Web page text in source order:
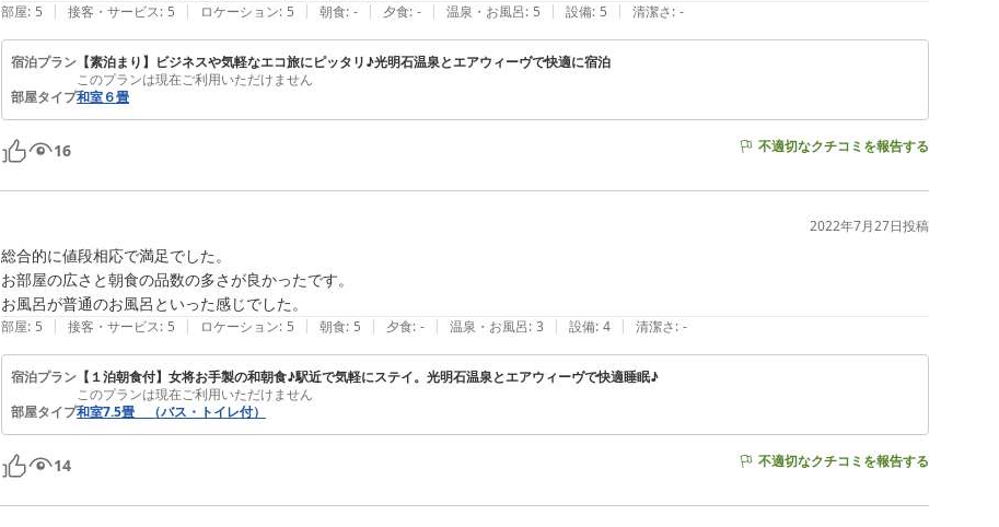
部屋: 5 | 接客・サービス: 5 | ロケーション: 5 | 朝食: - | 夕食: - | 温泉・お風呂: 5 | 設備: 5 | 清潔さ: -
宿泊プラン 【素泊まり】ビジネスや気軽なエコ旅にピッタリ♪光明石温泉とエアウィーヴで快適に宿泊
このプランは現在ご利用いただけません
部屋タイプ和室６畳
16 不適切なクチコミを報告する
2022年7月27日投稿
総合的に値段相応で満足でした。
お部屋の広さと朝食の品数の多さが良かったです。
お風呂が普通のお風呂といった感じでした。
部屋: 5 | 接客・サービス: 5 | ロケーション: 5 | 朝食: 5 | 夕食: - | 温泉・お風呂: 3 | 設備: 4 | 清潔さ: -
宿泊プラン 【１泊朝食付】女将お手製の和朝食♪駅近で気軽にステイ。光明石温泉とエアウィーヴで快適睡眠♪
このプランは現在ご利用いただけません
部屋タイプ和室7.5畳 （バス・トイレ付）
14 不適切なクチコミを報告する